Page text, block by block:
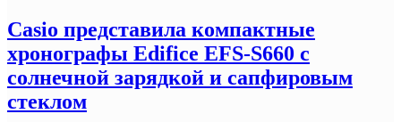
Casio представила компактные
хронографы Edifice EFS-S660 с
солнечной зарядкой и сапфировым
стеклом